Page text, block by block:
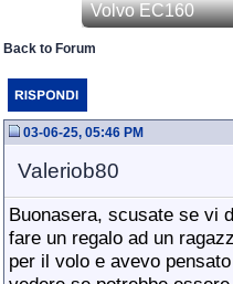
Back to Forum
03-06-25, 05:46 PM
Valeriob80
Buonasera, scusate se vi
fare un regalo ad un
per il volo e avevo